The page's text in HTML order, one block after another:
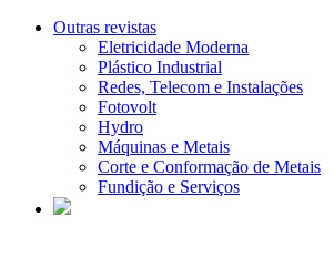
Outras revistas
Eletricidade Moderna
Plástico Industrial
Redes, Telecom e Instalações
Fotovolt
Hydro
Máquinas e Metais
Corte e Conformação de Metais
Fundição e Serviços